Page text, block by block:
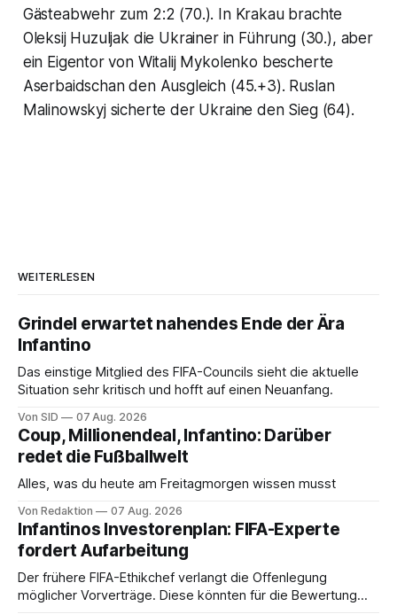
Gästeabwehr zum 2:2 (70.). In Krakau brachte
Oleksij Huzuljak die Ukrainer in Führung (30.), aber
ein Eigentor von Witalij Mykolenko bescherte
Aserbaidschan den Ausgleich (45.+3). Ruslan
Malinowskyj sicherte der Ukraine den Sieg (64).
WEITERLESEN
Grindel erwartet nahendes Ende der Ära
Infantino
Das einstige Mitglied des FIFA-Councils sieht die aktuelle
Situation sehr kritisch und hofft auf einen Neuanfang.
Von SID 07 Aug. 2026
Coup, Millionendeal, Infantino: Darüber
redet die Fußballwelt
Alles, was du heute am Freitagmorgen wissen musst
Von Redaktion 07 Aug. 2026
Infantinos Investorenplan: FIFA-Experte
fordert Aufarbeitung
Der frühere FIFA-Ethikchef verlangt die Offenlegung
möglicher Vorverträge. Diese könnten für die Bewertung